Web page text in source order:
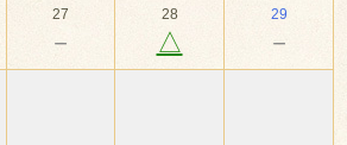
27
－
28
△
29
－